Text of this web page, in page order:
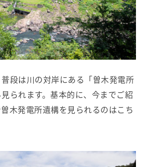
段は川の対岸にある「曽木発電所
られます。基本的に、今までご紹
木発電所遺構を見られるのはこち